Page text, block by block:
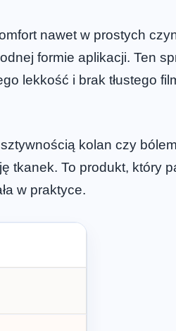
nawet w prostych
formie aplikacji. Ten
lekkość i brak tłustego
kolan czy
tkanek. To produkt, który
w praktyce.